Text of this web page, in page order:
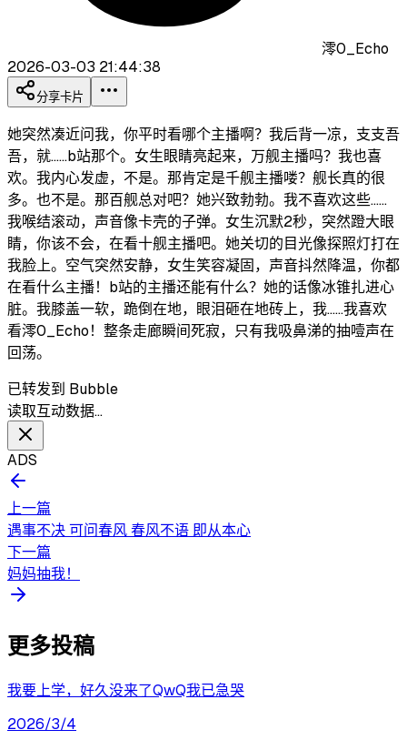
澪0_Echo
2026-03-03 21:44:38
分享卡片
她突然凑近问我，你平时看哪个主播啊？我后背一凉，支支吾
吾，就......b站那个。女生眼睛亮起来，万舰主播吗？我也喜
欢。我内心发虚，不是。那肯定是千舰主播喽？舰长真的很
多。也不是。那百舰总对吧？她兴致勃勃。我不喜欢这些......
我喉结滚动，声音像卡壳的子弹。女生沉默2秒，突然蹬大眼
睛，你该不会，在看十舰主播吧。她关切的目光像探照灯打在
我脸上。空气突然安静，女生笑容凝固，声音抖然降温，你都
在看什么主播！b站的主播还能有什么？她的话像冰锥扎进心
脏。我膝盖一软，跪倒在地，眼泪砸在地砖上，我......我喜欢
看澪0_Echo！整条走廊瞬间死寂，只有我吸鼻涕的抽噎声在
回荡。
已转发到 Bubble
读取互动数据…
ADS
上一篇
遇事不决 可问春风 春风不语 即从本心
下一篇
妈妈抽我！
更多投稿
我要上学，好久没来了QwQ我已急哭
2026/3/4